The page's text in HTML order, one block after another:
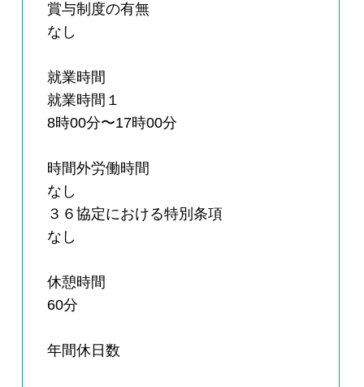
賞与制度の有無
なし
就業時間
就業時間１
8時00分〜17時00分
時間外労働時間
なし
３６協定における特別条項
なし
休憩時間
60分
年間休日数